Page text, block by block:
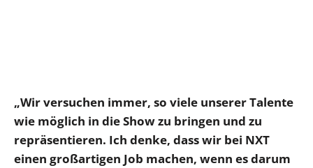
„Wir versuchen immer, so viele unserer Talente
wie möglich in die Show zu bringen und zu
repräsentieren. Ich denke, dass wir bei NXT
einen großartigen Job machen, wenn es darum